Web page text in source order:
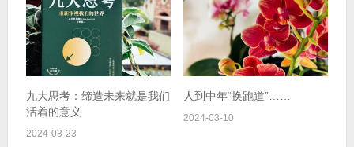
九大思考：缔造未来就是我们
活着的意义
2024-03-23
人到中年“换跑道”……
2024-03-10